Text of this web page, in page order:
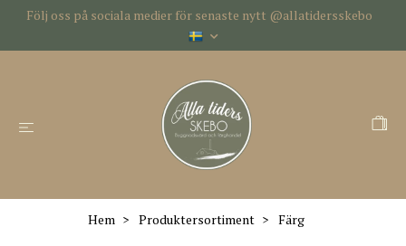
Följ oss på sociala medier för senaste nytt @allatidersskebo
Hem Produktersortiment Färg